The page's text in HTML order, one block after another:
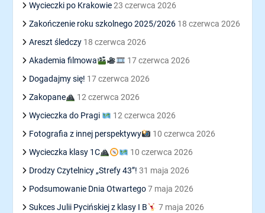
Wycieczki po Krakowie 23 czerwca 2026
Zakończenie roku szkolnego 2025/2026 18 czerwca 2026
Areszt śledczy 18 czerwca 2026
Akademia filmowa
17 czerwca 2026
Dogadajmy się! 17 czerwca 2026
Zakopane
12 czerwca 2026
Wycieczka do Pragi
12 czerwca 2026
Fotografia z innej perspektywy
10 czerwca 2026
Wycieczka klasy 1C
10 czerwca 2026
Drodzy Czytelnicy „Strefy 43”! 31 maja 2026
Podsumowanie Dnia Otwartego 7 maja 2026
Sukces Julii Pycińskiej z klasy I B
7 maja 2026